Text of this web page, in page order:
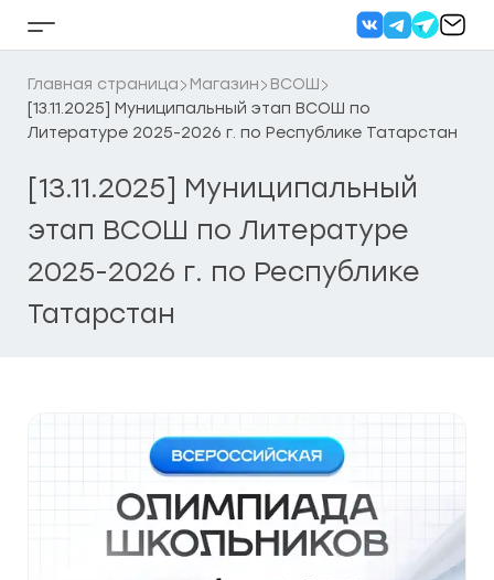
Кнопка
бокового
меню
Главная страница Магазин
ВСОШ
[13.11.2025] Муниципальный этап ВСОШ по
Литературе 2025-2026 г. по Республике Татарстан
[13.11.2025] Муниципальный
этап ВСОШ по Литературе
2025-2026 г. по Республике
Татарстан